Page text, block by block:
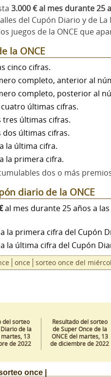
3.000 € al mes durante 25
del Cupón Diario y de La
juegos de la ONCE que
la ONCE
cinco cifras.
completo, anterior al
completo, posterior al
últimas cifras.
tres últimas cifras.
dos últimas cifras.
la última cifra.
la primera cifra.
dos o más
diario de la ONCE
al mes durante 25 años a
la primera cifra del Cupón
la última cifra del Cupón
once sorteo once del
del sorteo
de la
martes, 13
de 2022
Resultado del sorteo
de Super Once de la
ONCE del martes, 13
de diciembre de 2022
once |